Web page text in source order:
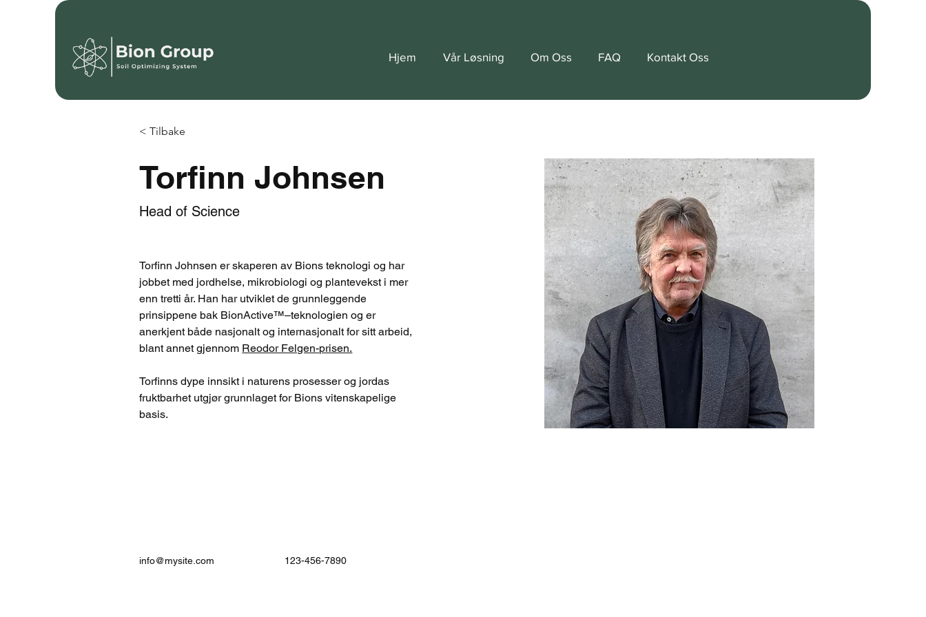
Hjem Vår Løsning Om Oss FAQ Kontakt Oss
< Tilbake
Torfinn Johnsen
Head of Science
Torfinn Johnsen er skaperen av Bions teknologi og har
jobbet med jordhelse, mikrobiologi og plantevekst i mer
enn tretti år. Han har utviklet de grunnleggende
prinsippene bak BionActive™–teknologien og er
anerkjent både nasjonalt og internasjonalt for sitt arbeid,
blant annet gjennom Reodor Felgen-prisen.
Torfinns dype innsikt i naturens prosesser og jordas
fruktbarhet utgjør grunnlaget for Bions vitenskapelige
basis.
info@mysite.com 123-456-7890